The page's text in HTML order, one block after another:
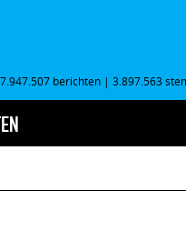
7.947.507 berichten | 3.897.563